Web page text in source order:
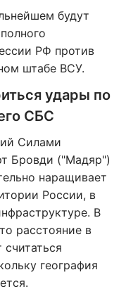
будут
РФ против
штабе ВСУ.
удары по
СБС
Силами
Бровди ("Мадяр")
наращивает
России, в
В
расстояние в
география